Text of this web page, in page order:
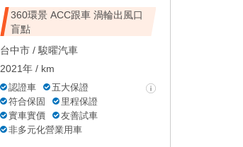
360環景 ACC跟車 渦輪出風口
盲點
台中市 / 駿曜汽車
2021年 / km
認證車
五大保證
符合保固
里程保證
實車實價
友善試車
非多元化營業用車